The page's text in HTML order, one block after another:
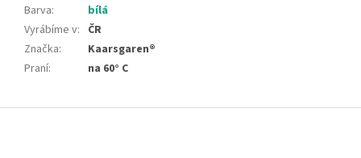
Barva:
bílá
Vyrábíme v: ČR
Značka:
Kaarsgaren®
Praní: na 60° C